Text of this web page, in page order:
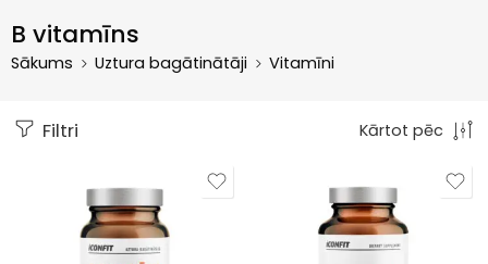
B vitamīns
Sākums Uztura bagātinātāji Vitamīni
Filtri Kārtot pēc